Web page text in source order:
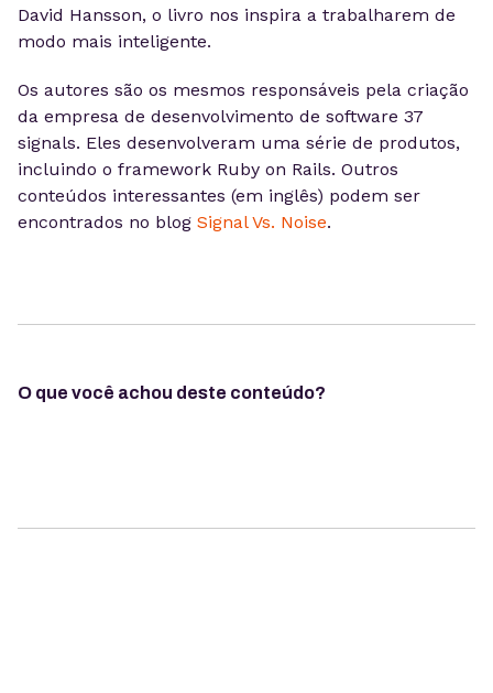
David Hansson, o livro nos inspira a trabalharem de
modo mais inteligente.
Os autores são os mesmos responsáveis pela criação
da empresa de desenvolvimento de software 37
signals. Eles desenvolveram uma série de produtos,
incluindo o framework Ruby on Rails. Outros
conteúdos interessantes (em inglês) podem ser
encontrados no blog Signal Vs. Noise.
O que você achou deste conteúdo?